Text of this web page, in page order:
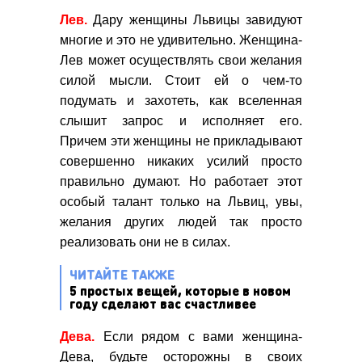
Лев. Дару женщины Львицы завидуют
многие и это не удивительно. Женщина-
Лев может осуществлять свои желания
силой мысли. Стоит ей о чем-то
подумать и захотеть, как вселенная
слышит запрос и исполняет его.
Причем эти женщины не прикладывают
совершенно никаких усилий просто
правильно думают. Но работает этот
особый талант только на Львиц, увы,
желания других людей так просто
реализовать они не в силах.
ЧИТАЙТЕ ТАКЖЕ
5 простых вещей, которые в новом
году сделают вас счастливее
Дева.
Если рядом с вами женщина-
Дева, будьте осторожны в своих